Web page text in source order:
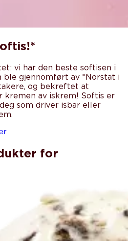
vi har den beste softisen i
ble gjennomført av *Norstat i
og bekreftet at
kremen av iskrem! Softis er
som driver isbar eller
for